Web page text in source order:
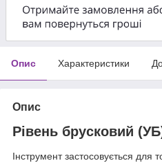
Опис Характеристики
Опис
Рівень брусковий
Інструмент застосовується для